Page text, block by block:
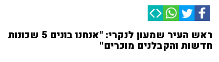
ראש העיר שמעון לנקרי: "אנחנו בונים 5 שכונות
חדשות והקבלנים מוכרים"